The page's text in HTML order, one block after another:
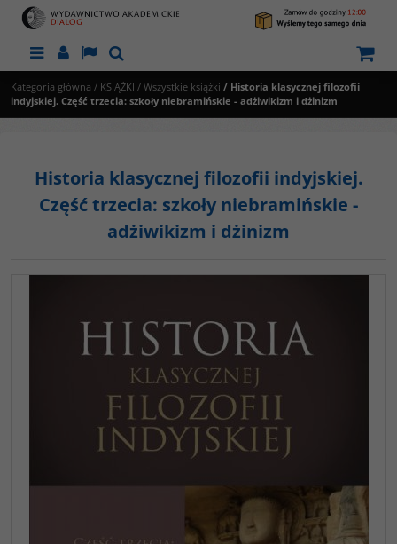
MenuPanelLangSzukaj
Kategoria główna / KSIĄŻKI / Wszystkie książki / Historia klasycznej filozofii
indyjskiej. Część trzecia: szkoły niebramińskie - adżiwikizm i dżinizm
Historia klasycznej filozofii indyjskiej.
Część trzecia: szkoły niebramińskie -
adżiwikizm i dżinizm